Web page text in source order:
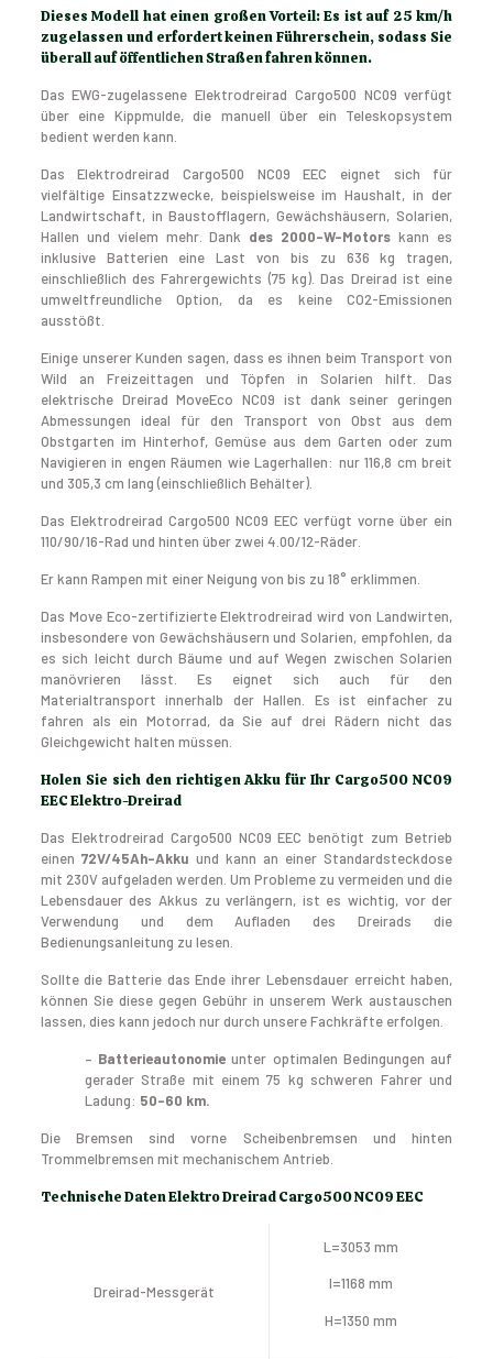
Dieses Modell hat einen großen Vorteil: Es ist auf 25 km/h
zugelassen und erfordert keinen Führerschein, sodass Sie
überall auf öffentlichen Straßen fahren können.
Das EWG-zugelassene Elektrodreirad Cargo500 NC09 verfügt
über eine Kippmulde, die manuell über ein Teleskopsystem
bedient werden kann.
Das Elektrodreirad Cargo500 NC09 EEC eignet sich für
vielfältige Einsatzzwecke, beispielsweise im Haushalt, in der
Landwirtschaft, in Baustofflagern, Gewächshäusern, Solarien,
Hallen und vielem mehr. Dank des 2000-W-Motors kann es
inklusive Batterien eine Last von bis zu 636 kg tragen,
einschließlich des Fahrergewichts (75 kg). Das Dreirad ist eine
umweltfreundliche Option, da es keine CO2-Emissionen
ausstößt.
Einige unserer Kunden sagen, dass es ihnen beim Transport von
Wild an Freizeittagen und Töpfen in Solarien hilft. Das
elektrische Dreirad MoveEco NC09 ist dank seiner geringen
Abmessungen ideal für den Transport von Obst aus dem
Obstgarten im Hinterhof, Gemüse aus dem Garten oder zum
Navigieren in engen Räumen wie Lagerhallen: nur 116,8 cm breit
und 305,3 cm lang (einschließlich Behälter).
Das Elektrodreirad Cargo500 NC09 EEC verfügt vorne über ein
110/90/16-Rad und hinten über zwei 4.00/12-Räder.
Er kann Rampen mit einer Neigung von bis zu 18° erklimmen.
Das Move Eco-zertifizierte Elektrodreirad wird von Landwirten,
insbesondere von Gewächshäusern und Solarien, empfohlen, da
es sich leicht durch Bäume und auf Wegen zwischen Solarien
manövrieren lässt. Es eignet sich auch für den
Materialtransport innerhalb der Hallen. Es ist einfacher zu
fahren als ein Motorrad, da Sie auf drei Rädern nicht das
Gleichgewicht halten müssen.
Holen Sie sich den richtigen Akku für Ihr Cargo500 NC09
EEC Elektro-Dreirad
Das Elektrodreirad Cargo500 NC09 EEC benötigt zum Betrieb
einen 72V/45Ah-Akku und kann an einer Standardsteckdose
mit 230V aufgeladen werden. Um Probleme zu vermeiden und die
Lebensdauer des Akkus zu verlängern, ist es wichtig, vor der
Verwendung und dem Aufladen des Dreirads die
Bedienungsanleitung zu lesen.
Sollte die Batterie das Ende ihrer Lebensdauer erreicht haben,
können Sie diese gegen Gebühr in unserem Werk austauschen
lassen, dies kann jedoch nur durch unsere Fachkräfte erfolgen.
– Batterieautonomie unter optimalen Bedingungen auf
gerader Straße mit einem 75 kg schweren Fahrer und
Ladung: 50–60 km.
Die Bremsen sind vorne Scheibenbremsen und hinten
Trommelbremsen mit mechanischem Antrieb.
Technische Daten Elektro Dreirad Cargo500 NC09 EEC
Dreirad-Messgerät
L=3053 mm
l=1168 mm
H=1350 mm